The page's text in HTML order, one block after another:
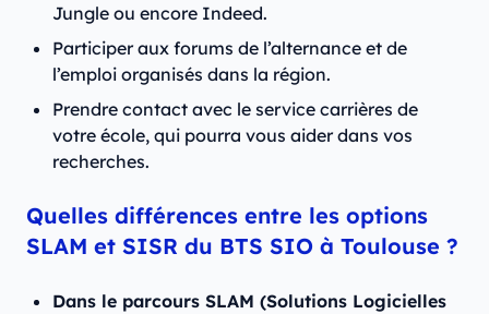
Jungle ou encore Indeed.
Participer aux forums de l’alternance et de
l’emploi organisés dans la région.
Prendre contact avec le service carrières de
votre école, qui pourra vous aider dans vos
recherches.
Quelles différences entre les options
SLAM et SISR du BTS SIO à Toulouse ?
Dans le parcours SLAM (Solutions Logicielles